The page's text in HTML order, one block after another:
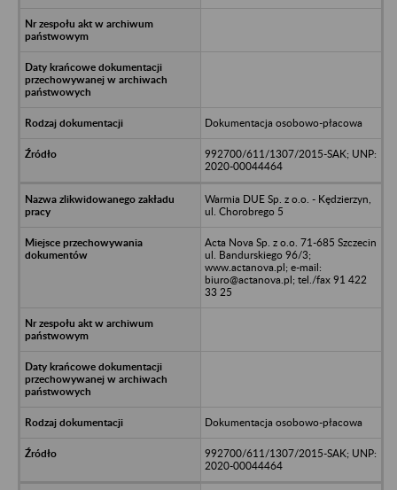
Dokumentacja osobowo-płacowa
992700/611/1307/2015-SAK; UNP:
2020-00044464
Warmia DUE Sp. z o.o. - Kędzierzyn,
ul. Chorobrego 5
Acta Nova Sp. z o.o. 71-685 Szczecin
ul. Bandurskiego 96/3;
www.actanova.pl; e-mail:
biuro@actanova.pl; tel./fax 91 422
33 25
Dokumentacja osobowo-płacowa
992700/611/1307/2015-SAK; UNP:
2020-00044464